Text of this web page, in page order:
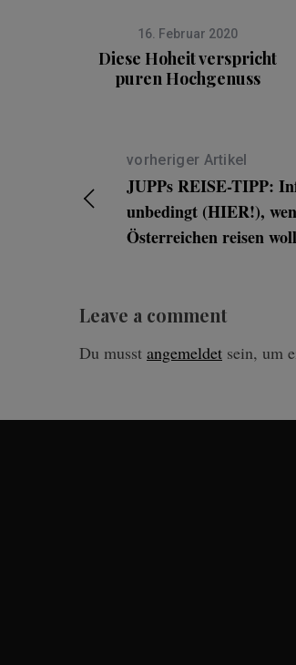
16. Februar 2020
Diese Hoheit verspricht
puren Hochgenuss
vorheriger Artikel
JUPPs REISE-TIPP:
unbedingt (HIER!),
Österreichen reisen
Leave a comment
Du musst angemeldet sein, um